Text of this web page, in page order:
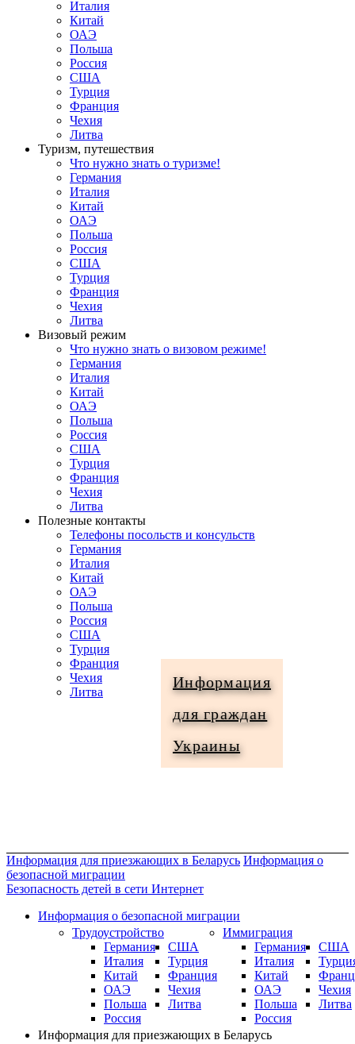
Италия
Китай
ОАЭ
Польша
Россия
США
Турция
Франция
Чехия
Литва
Туризм, путешествия
Что нужно знать о туризме!
Германия
Италия
Китай
ОАЭ
Польша
Россия
США
Турция
Франция
Чехия
Литва
Визовый режим
Что нужно знать о визовом режиме!
Германия
Италия
Китай
ОАЭ
Польша
Россия
США
Турция
Франция
Чехия
Литва
Полезные контакты
Телефоны посольств и консульств
Германия
Италия
Китай
ОАЭ
Польша
Россия
США
Турция
Франция
Чехия
Литва
Информация
для граждан
Украины
Информация для приезжающих в Беларусь Информация о
безопасной миграции
Безопасность детей в сети Интернет
Информация о безопасной миграции
Трудоустройство
Германия
Италия
Китай
ОАЭ
Польша
Россия
США
Турция
Франция
Чехия
Литва
Иммиграция
Германия
Италия
Китай
ОАЭ
Польша
Россия
США
Чехия
Литва
Информация для приезжающих в Беларусь